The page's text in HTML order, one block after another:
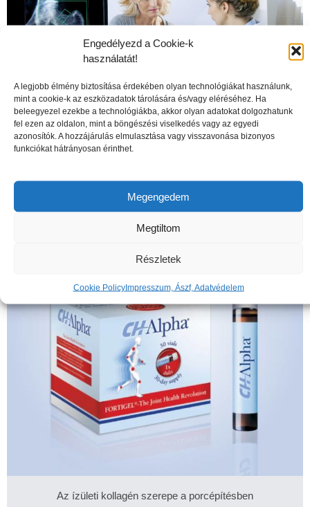
Engedélyezd a Cookie-k
használatát!
A legjobb élmény biztosítása érdekében olyan technológiákat használunk,
mint a cookie-k az eszközadatok tárolására és/vagy eléréséhez. Ha
beleegyezel ezekbe a technológiákba, akkor olyan adatokat dolgozhatunk
fel ezen az oldalon, mint a böngészési viselkedés vagy az egyedi
azonosítók. A hozzájárulás elmulasztása vagy visszavonása bizonyos
funkciókat hátrányosan érinthet.
Megengedem
Megtiltom
Részletek
Cookie PolicyImpresszum, Ászf, Adatvédelem
A csontritkulás veszélyei
Az ízületi kollagén szerepe a porcépítésben